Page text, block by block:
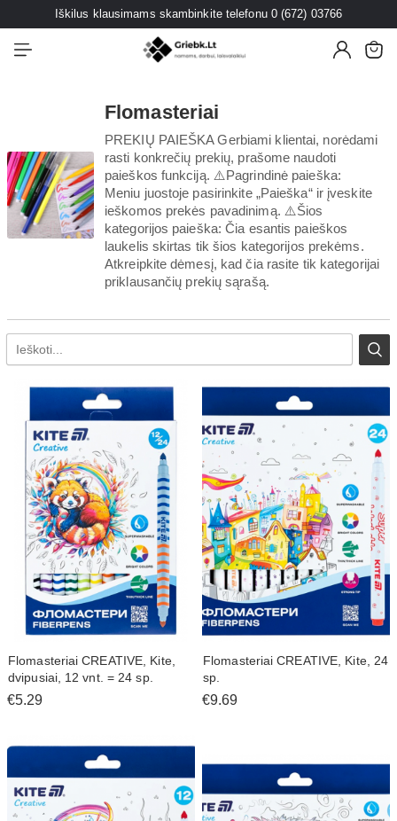
Iškilus klausimams skambinkite telefonu 0 (672) 03766
Flomasteriai
PREKIŲ PAIEŠKA Gerbiami klientai, norėdami
rasti konkrečių prekių, prašome naudoti
paieškos funkciją. ⚠️Pagrindinė paieška:
Meniu juostoje pasirinkite „Paieška“ ir įveskite
ieškomos prekės pavadinimą. ⚠️Šios
kategorijos paieška: Čia esantis paieškos
laukelis skirtas tik šios kategorijos prekėms.
Atkreipkite dėmesį, kad čia rasite tik kategorijai
priklausančių prekių sąrašą.
Flomasteriai CREATIVE, Kite,
dvipusiai, 12 vnt. = 24 sp.
€5.29
Flomasteriai CREATIVE, Kite, 24
sp.
€9.69